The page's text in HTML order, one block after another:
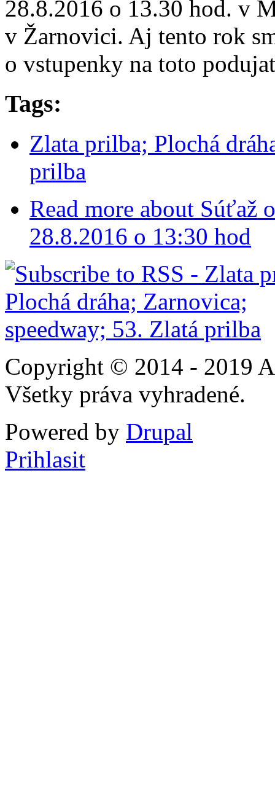
28.8.2016 o 13.30 hod. v
v Žarnovici. Aj tento rok
o vstupenky na toto
Tags:
Zlata prilba; Plochá
prilba
Read more about Súťaž
28.8.2016 o 13:30 hod
Copyright © 2014 - 2019
Všetky práva vyhradené.
Powered by Drupal
Prihlasit